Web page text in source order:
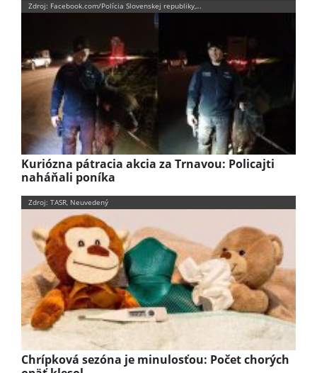
Zdroj: Facebook.com/Polícia Slovenskej republiky,…
Kuriózna pátracia akcia za Trnavou: Policajti
naháňali poníka
Zdroj: TASR, Neuvedený
Chrípková sezóna je minulosťou: Počet chorých